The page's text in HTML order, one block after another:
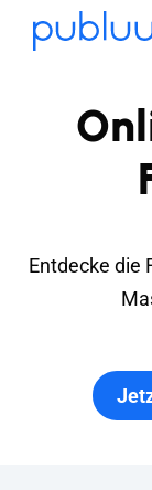
Entdecke die